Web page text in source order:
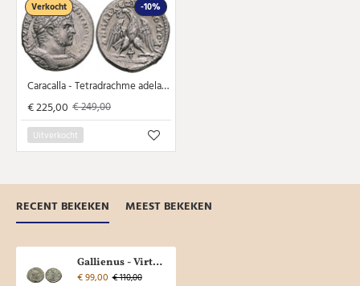
-10%
Verkocht
Caracalla - Tetradrachme adelaar Tyrus! (O2530)
€ 225,00 € 249,00
Uitverkocht
RECENT BEKEKEN MEEST BEKEKEN
Gallienus - Virtus PRACHTIG! (O2593)
€ 99,00 € 110,00